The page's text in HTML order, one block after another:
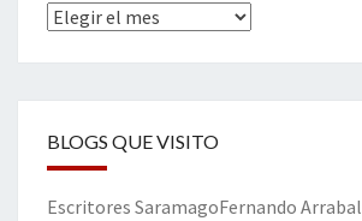
Archivos
BLOGS QUE VISITO
Escritores SaramagoFernando Arrabal